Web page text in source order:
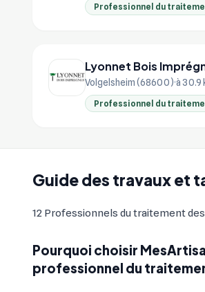
Guide des travaux et
12 Professionnels du traitement
Pourquoi choisir
professionnel du
Professionnel du
Lyonnet Bois
Volgelsheim (68600) à 30.9
Professionnel du